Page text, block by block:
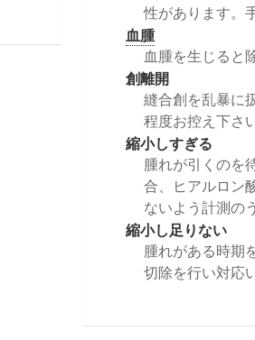
性があります。
血腫
血腫を生じると
創離開
縫合創を乱暴に
程度お控え下さ
縮小しすぎる
腫れが引くのを
合、ヒアルロン
ないよう計測の
縮小し足りない
腫れがある時期
切除を行い対応